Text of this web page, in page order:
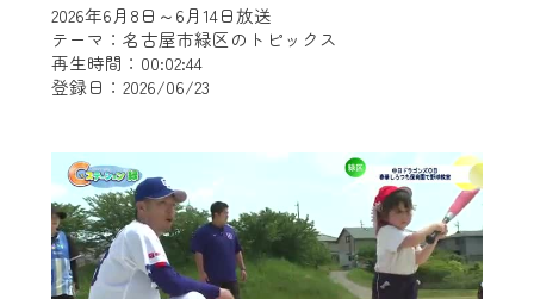
2026年6月8日～6月14日放送
テーマ：名古屋市緑区のトピックス
再生時間：00:02:44
登録日：2026/06/23